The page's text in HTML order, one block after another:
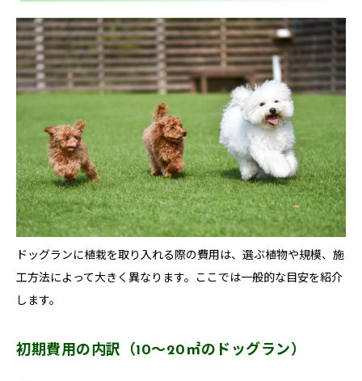
ドッグランに植栽を取り入れる際の費用は、選ぶ植物や規模、施
工方法によって大きく異なります。ここでは一般的な目安を紹介
します。
初期費用の内訳（10〜20㎡のドッグラン）